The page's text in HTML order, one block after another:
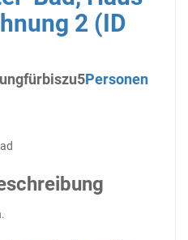
2 (ID
fürbiszu5Personen